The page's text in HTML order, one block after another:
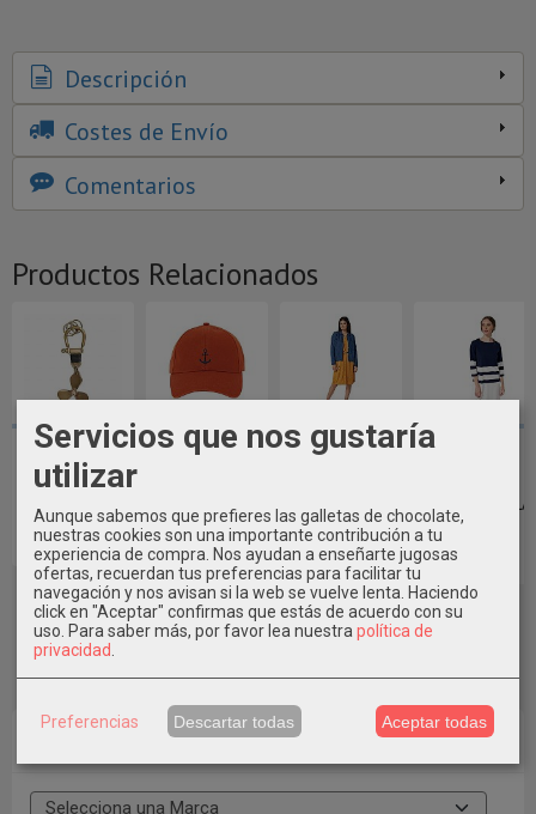
Marcas
Descripción
Costes de Envío
Comentarios
Productos Relacionados
LLAVERO
METAL HÉLICE
BATELA
8,50 €
GORRA ANCLA
22,75 €
CHAQUETA
59,40 €
RAYAS BATELA
41,70 €
Servicios que nos gustaría
utilizar
Aunque sabemos que prefieres las galletas de chocolate,
nuestras cookies son una importante contribución a tu
experiencia de compra. Nos ayudan a enseñarte jugosas
ofertas, recuerdan tus preferencias para facilitar tu
navegación y nos avisan si la web se vuelve lenta. Haciendo
click en "Aceptar" confirmas que estás de acuerdo con su
uso. Para saber más, por favor lea nuestra política de
privacidad
Preferencias Descartar todas Aceptar todas